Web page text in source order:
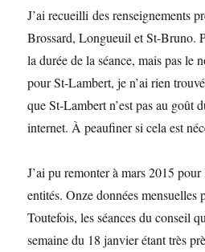
J’ai recueilli des renseignements
Brossard, Longueuil et St-Bruno.
la durée de la séance, mais pas le
pour St-Lambert, je n’ai rien
que St-Lambert n’est pas au goût
internet. À peaufiner si cela est
J’ai pu remonter à mars 2015
entités. Onze données mensuelles
Toutefois, les séances du conseil
semaine du 18 janvier étant très